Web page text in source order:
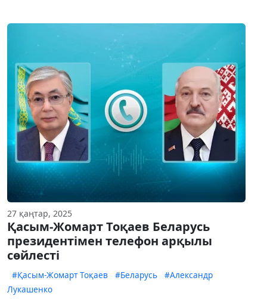
27 қаңтар, 2025
Қасым-Жомарт Тоқаев Беларусь
президентімен телефон арқылы
сөйлесті
#Қасым-Жомарт Тоқаев #Беларусь
#Александр
Лукашенко